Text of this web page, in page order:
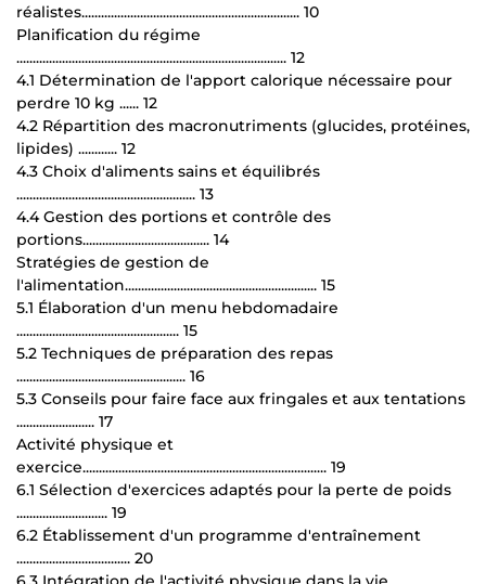
réalistes................................................................... 10
Planification du régime
................................................................................... 12
4.1 Détermination de l'apport calorique nécessaire pour
perdre 10 kg ...... 12
4.2 Répartition des macronutriments (glucides, protéines,
lipides) ............ 12
4.3 Choix d'aliments sains et équilibrés
....................................................... 13
4.4 Gestion des portions et contrôle des
portions....................................... 14
Stratégies de gestion de
l'alimentation........................................................... 15
5.1 Élaboration d'un menu hebdomadaire
.................................................. 15
5.2 Techniques de préparation des repas
.................................................... 16
5.3 Conseils pour faire face aux fringales et aux tentations
........................ 17
Activité physique et
exercice........................................................................... 19
6.1 Sélection d'exercices adaptés pour la perte de poids
............................ 19
6.2 Établissement d'un programme d'entraînement
................................... 20